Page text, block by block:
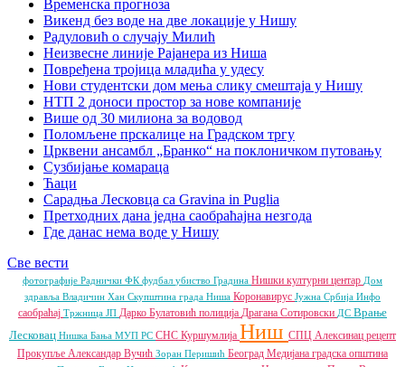
Временска прогноза
Викенд без воде на две локације у Нишу
Радуловић о случају Милић
Неизвесне линије Рајанера из Ниша
Повређена тројица младића у удесу
Нови студентски дом мења слику смештаја у Нишу
НТП 2 доноси простор за нове компаније
Више од 30 милиона за водовод
Поломљене прскалице на Градском тргу
Црквени ансамбл „Бранко“ на поклоничком путовању
Сузбијање комараца
Ћаци
Сарадња Лесковца са Gravina in Puglia
Претходних дана једна саобраћајна незгода
Где данас нема воде у Нишу
Све вести
фотографије Раднички ФК фудбал убиство Градина Нишки културни центар Дом
здравља Владичин Хан Скупштина града Ниша Коронавирус Јужна Србија Инфо
саобраћај Тржница ЈП Дарко Булатовић полиција Драгана Сотировски ДС Врање
Лесковац Нишка Бања МУП РС СНС Куршумлија Ниш СПЦ Алексинац рецепт
Прокупље Александар Вучић Зоран Перишић Београд Медијана градска општина